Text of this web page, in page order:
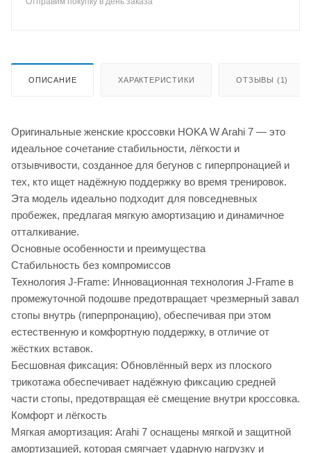
ОПИСАНИЕ ХАРАКТЕРИСТИКИ ОТЗЫВЫ (1)
Оригинальные женские кроссовки HOKA W Arahi 7 — это
идеальное сочетание стабильности, лёгкости и
отзывчивости, созданное для бегунов с гиперпронацией и
тех, кто ищет надёжную поддержку во время тренировок.
Эта модель идеально подходит для повседневных
пробежек, предлагая мягкую амортизацию и динамичное
отталкивание.
Основные особенности и преимущества
Стабильность без компромиссов
Технология J-Frame: Инновационная технология J-Frame в
промежуточной подошве предотвращает чрезмерный завал
стопы внутрь (гиперпронацию), обеспечивая при этом
естественную и комфортную поддержку, в отличие от
жёстких вставок.
Бесшовная фиксация: Обновлённый верх из плоского
трикотажа обеспечивает надёжную фиксацию средней
части стопы, предотвращая её смещение внутри кроссовка.
Комфорт и лёгкость
Мягкая амортизация: Arahi 7 оснащены мягкой и защитной
амортизацией, которая смягчает ударную нагрузку и